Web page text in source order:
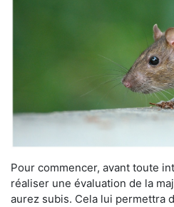
Pour commencer, avant toute
réaliser une évaluation de la
aurez subis. Cela lui permettra